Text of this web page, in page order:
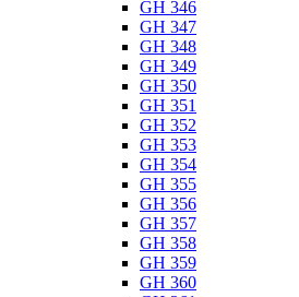
GH 346
GH 347
GH 348
GH 349
GH 350
GH 351
GH 352
GH 353
GH 354
GH 355
GH 356
GH 357
GH 358
GH 359
GH 360